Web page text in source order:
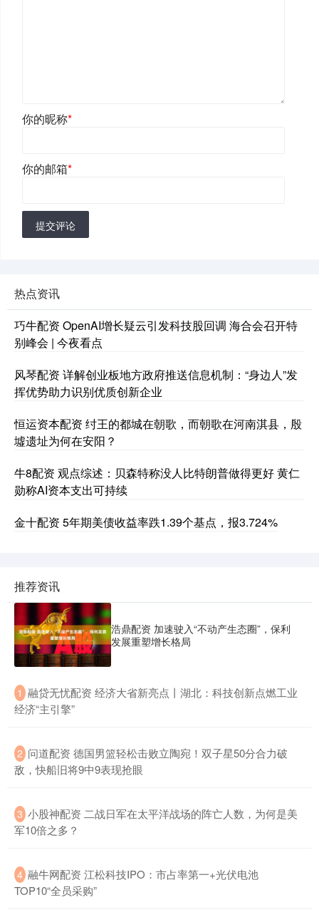
你的昵称*
你的邮箱*
提交评论
热点资讯
巧牛配资 OpenAI增长疑云引发科技股回调 海合会召开特
别峰会 | 今夜看点
风琴配资 详解创业板地方政府推送信息机制：“身边人”发
挥优势助力识别优质创新企业
恒运资本配资 纣王的都城在朝歌，而朝歌在河南淇县，殷
墟遗址为何在安阳？
牛8配资 观点综述：贝森特称没人比特朗普做得更好 黄仁
勋称AI资本支出可持续
金十配资 5年期美债收益率跌1.39个基点，报3.724%
推荐资讯
浩鼎配资 加速驶入“不动产生态圈”，保利
发展重塑增长格局
1 ​融贷无忧配资 经济大省新亮点丨湖北：科技创新点燃工业
经济“主引擎”
2 ​问道配资 德国男篮轻松击败立陶宛！双子星50分合力破
敌，快船旧将9中9表现抢眼
3 ​小股神配资 二战日军在太平洋战场的阵亡人数，为何是美
军10倍之多？
4 ​融牛网配资 江松科技IPO：市占率第一+光伏电池
TOP10“全员采购”